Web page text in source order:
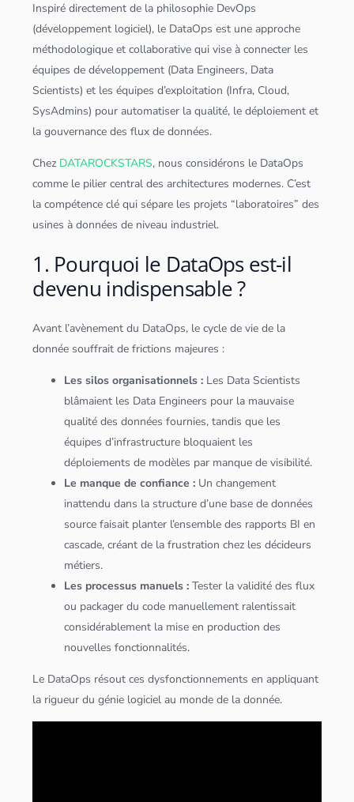
Inspiré directement de la philosophie DevOps
(développement logiciel), le DataOps est une approche
méthodologique et collaborative qui vise à connecter les
équipes de développement (Data Engineers, Data
Scientists) et les équipes d’exploitation (Infra, Cloud,
SysAdmins) pour automatiser la qualité, le déploiement et
la gouvernance des flux dedonnées.
Chez DATAROCKSTARS, nous considérons le DataOps
comme le pilier central des architectures modernes. C’est
la compétence clé qui sépare les projets “laboratoires” des
usines àdonnées de niveau industriel.
1. Pourquoi le DataOps est-il
devenu indispensable ?
Avant l’avènement du DataOps, le cycle de vie de la
donnée souffrait de frictions majeures :
Les silos organisationnels : Les Data Scientists
blâmaient les Data Engineers pour la mauvaise
qualité desdonnées fournies, tandis que les
équipes d’infrastructure bloquaient les
déploiements de modèles par manque de visibilité.
Le manque de confiance : Un changement
inattendu dans la structure d’une base dedonnées
source faisait planter l’ensemble des rapports BI en
cascade, créant de la frustration chez les décideurs
métiers.
Les processus manuels : Tester la validité des flux
ou packager du code manuellement ralentissait
considérablement la mise en production des
nouvelles fonctionnalités.
Le DataOps résout ces dysfonctionnements en appliquant
la rigueur du génie logiciel au monde de la donnée.